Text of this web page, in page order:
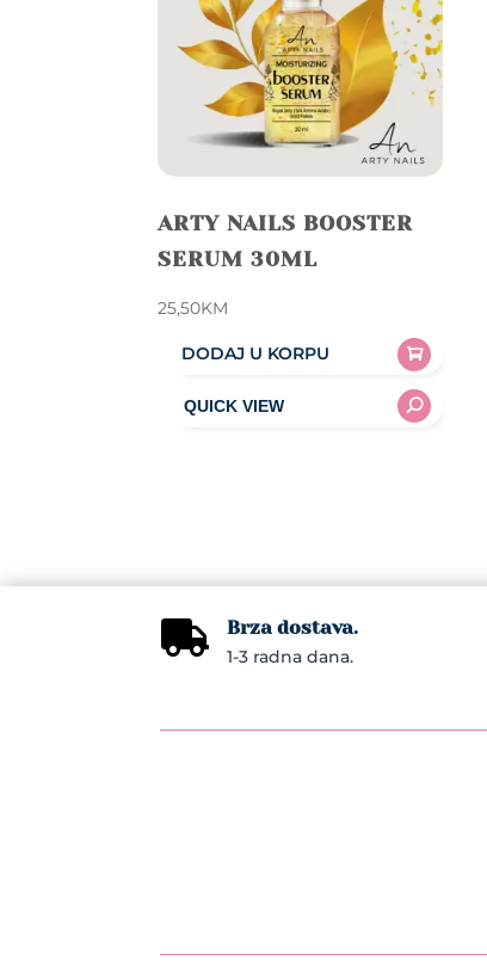
ARTY NAILS BOOSTER
SERUM 30ML
25,50KM
DODAJ U KORPU
 Brza dostava.
1-3 radna dana.